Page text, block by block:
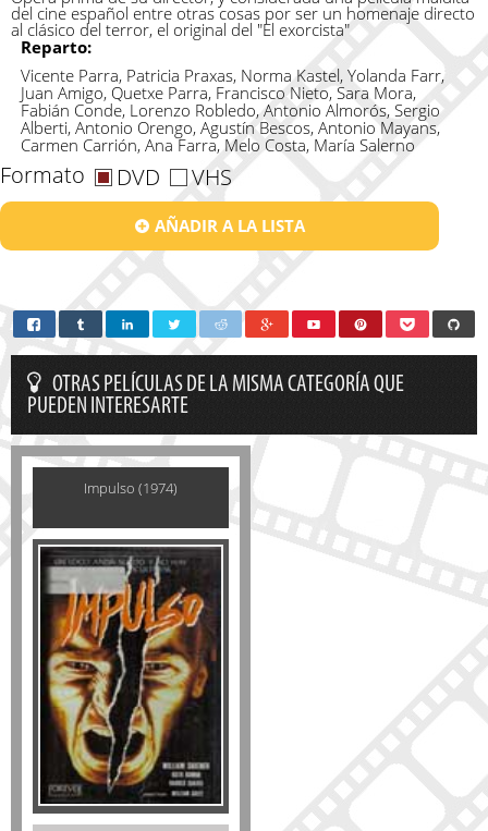
del cine español entre otras cosas por ser un homenaje directo
al clásico del terror, el original del "El exorcista"
Reparto:
Vicente Parra, Patricia Praxas, Norma Kastel, Yolanda Farr,
Juan Amigo, Quetxe Parra, Francisco Nieto, Sara Mora,
Fabián Conde, Lorenzo Robledo, Antonio Almorós, Sergio
Alberti, Antonio Orengo, Agustín Bescos, Antonio Mayans,
Carmen Carrión, Ana Farra, Melo Costa, María Salerno
Formato DVD VHS
AÑADIR A LA LISTA
OTRAS PELÍCULAS DE LA MISMA CATEGORÍA QUE
PUEDEN INTERESARTE
Impulso (1974)